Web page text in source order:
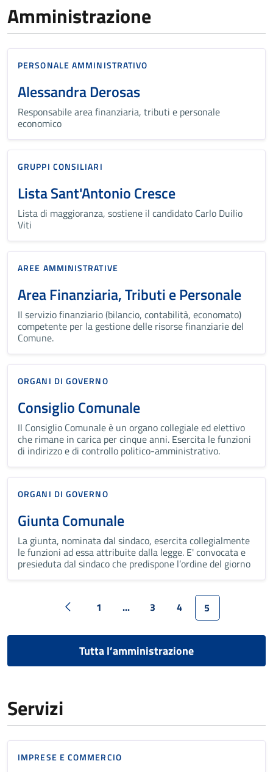
Amministrazione
PERSONALE AMMINISTRATIVO
Alessandra Derosas
Responsabile area finanziaria, tributi e personale
economico
GRUPPI CONSILIARI
Lista Sant'Antonio Cresce
Lista di maggioranza, sostiene il candidato Carlo Duilio
Viti
AREE AMMINISTRATIVE
Area Finanziaria, Tributi e Personale
Il servizio finanziario (bilancio, contabilità, economato)
competente per la gestione delle risorse finanziarie del
Comune.
ORGANI DI GOVERNO
Consiglio Comunale
Il Consiglio Comunale è un organo collegiale ed elettivo
che rimane in carica per cinque anni. Esercita le funzioni
di indirizzo e di controllo politico-amministrativo.
ORGANI DI GOVERNO
Giunta Comunale
La giunta, nominata dal sindaco, esercita collegialmente
le funzioni ad essa attribuite dalla legge. E' convocata e
presieduta dal sindaco che predispone l’ordine del giorno
1 ... 3 4 5
Tutta l’amministrazione
Servizi
IMPRESE E COMMERCIO